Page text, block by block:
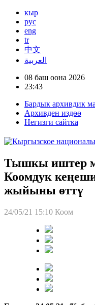
кыр
рус
eng
tr
中文
العربية
08 баш оона 2026
23:43
Бардык архивдик
Архивден издөө
Негизги сайтка
Тышкы иштер
Коомдук
жыйыны өттү
24/05/21 15:10 Коом